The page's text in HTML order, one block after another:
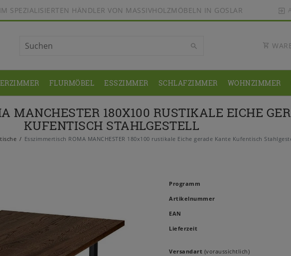
SPEZIALISIERTEN HÄNDLER VON MASSIVHOLZMÖBELN IN GOSLAR
FLURMÖBEL ESSZIMMER SCHLAFZIMMER WOHNZIMMER
MANCHESTER 180X100 RUSTIKALE EICHE
KUFENTISCH STAHLGESTELL
Esszimmertisch ROMA MANCHESTER 180x100 rustikale Eiche gerade Kante Kufentisch
Programm
Artikelnummer
EAN
Lieferzeit
Versandart (voraussichtlich)